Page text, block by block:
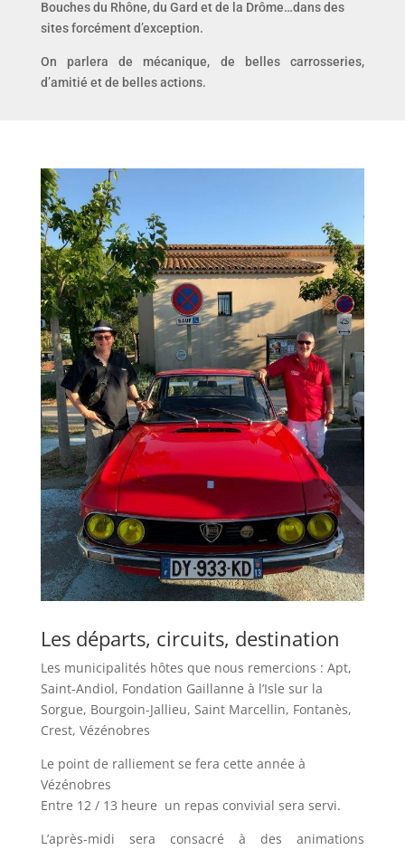
Bouches du Rhône, du Gard et de la Drôme…dans des
sites forcément d’exception.
On parlera de mécanique, de belles carrosseries,
d’amitié et de belles actions.
Les départs, circuits, destination
Les municipalités hôtes que nous remercions : Apt,
Saint-Andiol, Fondation Gaillanne à l’Isle sur la
Sorgue, Bourgoin-Jallieu, Saint Marcellin, Fontanès,
Crest, Vézénobres
Le point de ralliement se fera cette année à
Vézénobres
Entre 12 / 13 heure un repas convivial sera servi.
L’après-midi sera consacré à des animations